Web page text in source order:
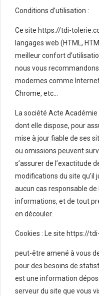
Conditions d’utilisation :
Ce site https://tdi-
langages web (HTML,
meilleur confort
nous vous
modernes comme
Chrome, etc…
La société Acte
dont elle dispose, pour
mise à jour fiable de ses
ou omissions peuvent
s’assurer de l’exactitude
modifications du site qu’il
aucun cas responsable
informations, et de tout
en découler.
Cookies : Le site https://
peut-être amené à vous
pour des besoins de
est une information
serveur du site que vous